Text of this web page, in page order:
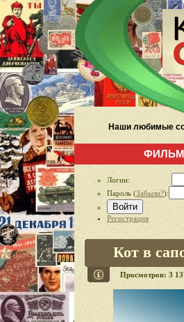
Наши любимые
Логин:
Пароль (Забыли?):
Войти
Регистрация
Кот в
Просмотров: 3